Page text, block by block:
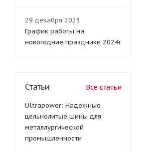
29 декабря 2023
График работы на
новогодние праздники 2024г
Статьи Все статьи
Ultrapower: Надежные
цельнолитые шины для
металлургической
промышленности